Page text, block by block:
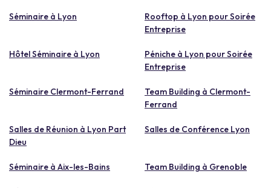
Séminaire à Lyon
Rooftop à Lyon pour Soirée
Entreprise
Hôtel Séminaire à Lyon
Péniche à Lyon pour Soirée
Entreprise
Séminaire Clermont-Ferrand
Team Building à Clermont-
Ferrand
Salles de Réunion à Lyon Part
Dieu
Salles de Conférence Lyon
Séminaire à Aix-les-Bains Team Building à Grenoble